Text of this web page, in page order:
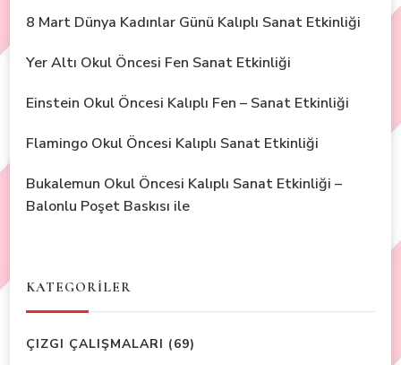
8 Mart Dünya Kadınlar Günü Kalıplı Sanat Etkinliği
Yer Altı Okul Öncesi Fen Sanat Etkinliği
Einstein Okul Öncesi Kalıplı Fen – Sanat Etkinliği
Flamingo Okul Öncesi Kalıplı Sanat Etkinliği
Bukalemun Okul Öncesi Kalıplı Sanat Etkinliği –
Balonlu Poşet Baskısı ile
KATEGORİLER
ÇIZGI ÇALIŞMALARI (69)